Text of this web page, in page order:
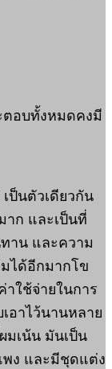
ตอบทั้งหมดคงมี
ป็นตัวเดียวกัน
าก และเป็นที่
าน และความ
ได้อีกมากโข
ใช้จ่ายในการ
อาไว้นานหลาย
มเน้น มันเป็น
ง และมีชุดแต่ง